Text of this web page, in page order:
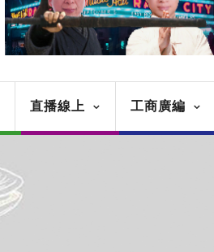
直播線上 工商廣編